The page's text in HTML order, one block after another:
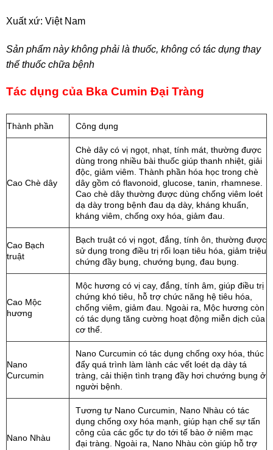
Xuất xứ: Việt Nam
Sản phẩm này không phải là thuốc, không có tác dụng thay
thế thuốc chữa bệnh
Tác dụng của Bka Cumin Đại Tràng
Thành phần Công dụng
Cao Chè dây
Chè dây có vị ngọt, nhạt, tính mát, thường được
dùng trong nhiều bài thuốc giúp thanh nhiệt, giải
độc, giảm viêm. Thành phần hóa học trong chè
dây gồm có flavonoid, glucose, tanin, rhamnese.
Cao chè dây thường được dùng chống viêm loét
dạ dày trong bệnh đau dạ dày, kháng khuẩn,
kháng viêm, chống oxy hóa, giảm đau.
Cao Bạch
truật
Bạch truật có vị ngọt, đắng, tính ôn, thường được
sử dụng trong điều trị rối loạn tiêu hóa, giảm triệu
chứng đầy bụng, chướng bụng, đau bụng.
Cao Mộc
hương
Mộc hương có vị cay, đắng, tính âm, giúp điều trị
chứng khó tiêu, hỗ trợ chức năng hệ tiêu hóa,
chống viêm, giảm đau. Ngoài ra, Mộc hương còn
có tác dụng tăng cường hoạt động miễn dịch của
cơ thể.
Nano
Curcumin
Nano Curcumin có tác dụng chống oxy hóa, thúc
đẩy quá trình làm lành các vết loét dạ dày tá
tràng, cải thiện tình trạng đầy hơi chướng bụng ở
người bệnh.
Nano Nhàu
Tương tự Nano Curcumin, Nano Nhàu có tác
dụng chống oxy hóa mạnh, giúp hạn chế sự tấn
công của các gốc tự do tới tế bào ở niêm mạc
đại tràng. Ngoài ra, Nano Nhàu còn giúp hỗ trợ